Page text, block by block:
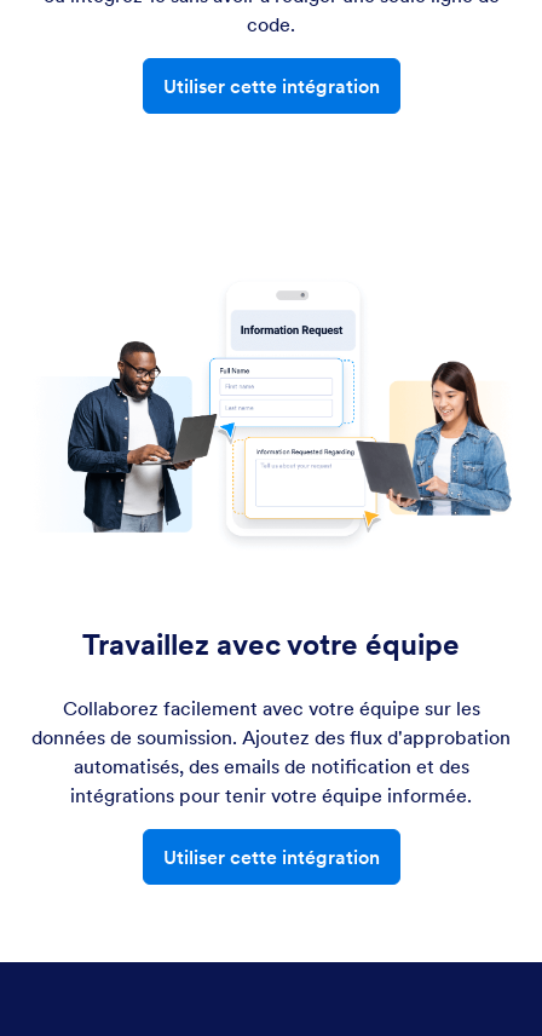
code.
Utiliser cette intégration
Travaillez avec votre équipe
Collaborez facilement avec votre équipe sur les
données de soumission. Ajoutez des flux d'approbation
automatisés, des emails de notification et des
intégrations pour tenir votre équipe informée.
Utiliser cette intégration